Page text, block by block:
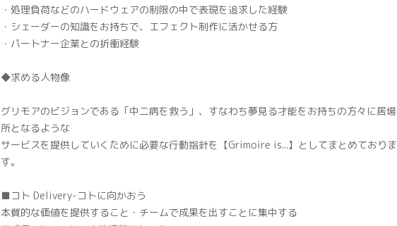
・処理負荷などのハードウェアの制限の中で表現を追求した経験
・シェーダーの知識をお持ちで、エフェクト制作に活かせる方
・パートナー企業との折衝経験
◆求める人物像
グリモアのビジョンである「中二病を救う」、すなわち夢見る才能をお持ちの方々に居場
所となるような
サービスを提供していくために必要な行動指針を【Grimoire is...】としてまとめておりま
す。
■コト Delivery-コトに向かおう
本質的な価値を提供すること・チームで成果を出すことに集中する